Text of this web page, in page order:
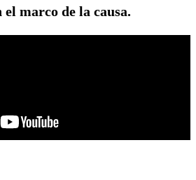
el marco de la causa.